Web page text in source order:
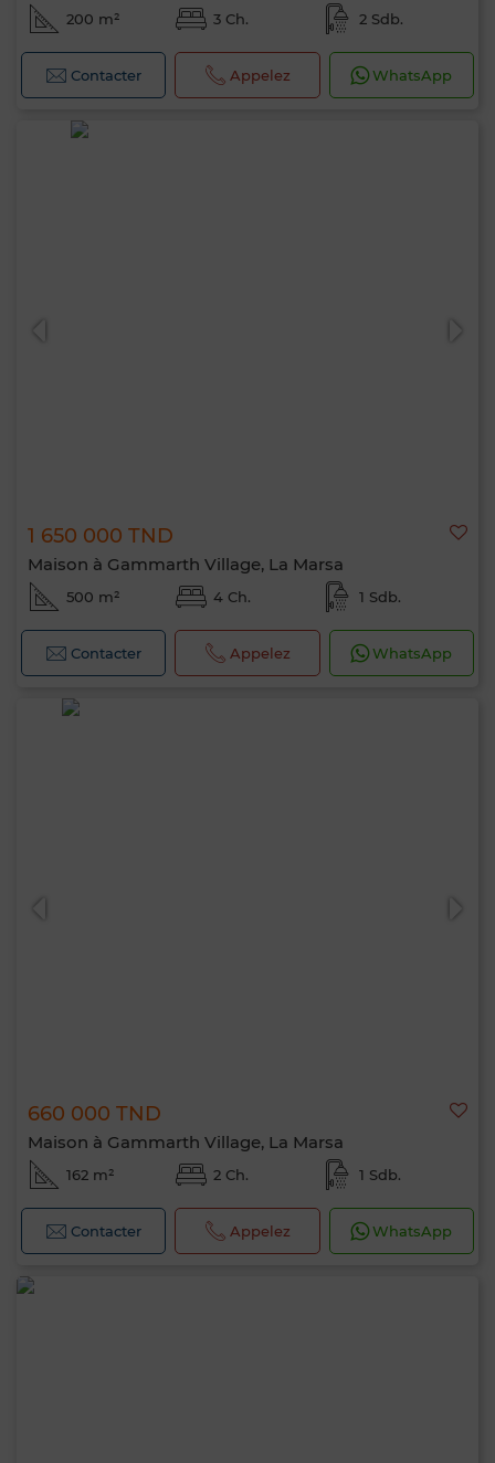
200 m² 3 Ch. 2 Sdb.
Contacter Appelez WhatsApp
1 650 000 TND
Maison à Gammarth Village, La Marsa
500 m² 4 Ch. 1 Sdb.
Contacter Appelez WhatsApp
660 000 TND
Maison à Gammarth Village, La Marsa
162 m² 2 Ch. 1 Sdb.
Contacter Appelez WhatsApp